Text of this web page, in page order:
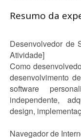
Resumo da
Desenvolvedor de
Atividade]
Como
desenvolvimento
software
independente,
design,
Navegador de